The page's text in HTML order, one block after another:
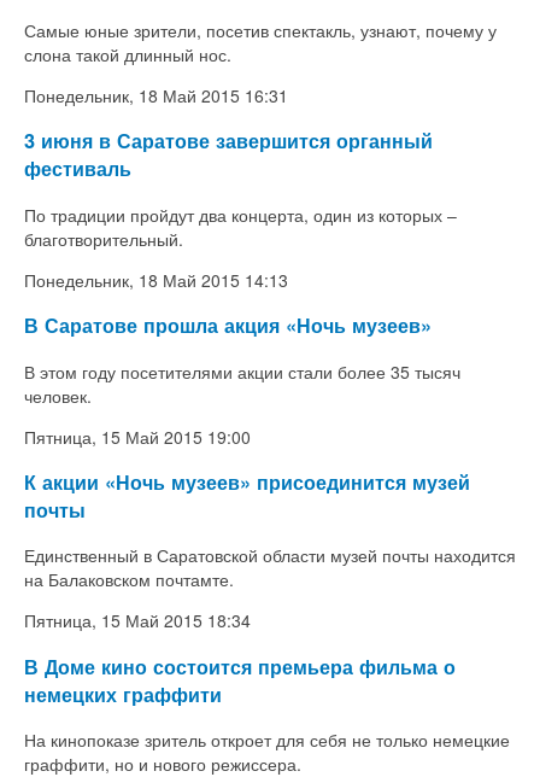
Самые юные зрители, посетив спектакль, узнают, почему у
слона такой длинный нос.
Понедельник, 18 Май 2015 16:31
3 июня в Саратове завершится органный
фестиваль
По традиции пройдут два концерта, один из которых –
благотворительный.
Понедельник, 18 Май 2015 14:13
В Саратове прошла акция «Ночь музеев»
В этом году посетителями акции стали более 35 тысяч
человек.
Пятница, 15 Май 2015 19:00
К акции «Ночь музеев» присоединится музей
почты
Единственный в Саратовской области музей почты находится
на Балаковском почтамте.
Пятница, 15 Май 2015 18:34
В Доме кино состоится премьера фильма о
немецких граффити
На кинопоказе зритель откроет для себя не только немецкие
граффити, но и нового режиссера.